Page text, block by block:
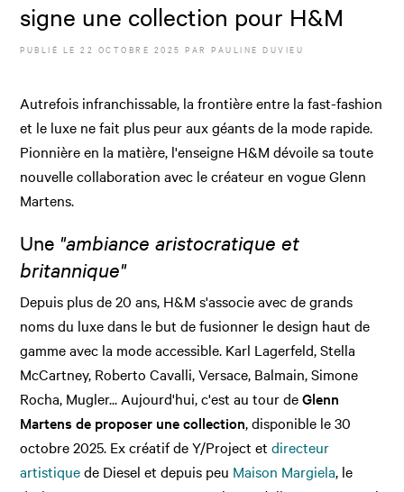
signe une collection pour H&M
PUBLIÉ LE22 OCTOBRE 2025 PARPAULINE DUVIEU
Autrefois infranchissable, la frontière entre la fast-fashion
et le luxe ne fait plus peur aux géants de la mode rapide.
Pionnière en la matière, l'enseigne H&M dévoile sa toute
nouvelle collaboration avec le créateur en vogue Glenn
Martens.
Une "ambiance aristocratique et
britannique"
Depuis plus de 20 ans, H&M s'associe avec de grands
noms du luxe dans le but de fusionner le design haut de
gamme avec la mode accessible. Karl Lagerfeld, Stella
McCartney, Roberto Cavalli, Versace, Balmain, Simone
Rocha, Mugler... Aujourd'hui, c'est au tour deGlenn
Martens de proposer une collection, disponible le 30
octobre 2025. Ex créatif de Y/Project etdirecteur
artistiquede Diesel et depuis peu Maison Margiela, le